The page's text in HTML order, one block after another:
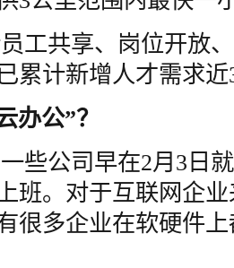
工共享、岗位开放
累计新增人才需求
办公”？
些公司早在2月3日
班。对于互联网企
很多企业在软硬件